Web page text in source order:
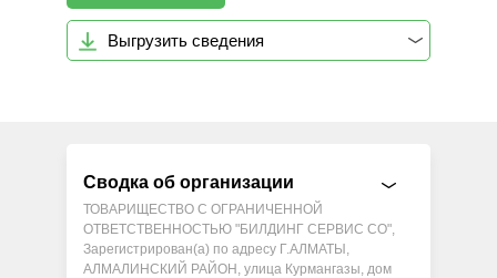
Выгрузить сведения
Сводка об организации
ТОВАРИЩЕСТВО С ОГРАНИЧЕННОЙ
ОТВЕТСТВЕННОСТЬЮ "БИЛДИНГ СЕРВИС СО",
Зарегистрирован(а) по адресу Г.АЛМАТЫ,
АЛМАЛИНСКИЙ РАЙОН, улица Курмангазы, дом